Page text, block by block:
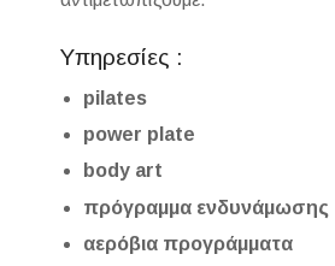
Υπηρεσίες :
pilates
power plate
body art
πρόγραμμα ενδυνάμωσης
αερόβια προγράμματα